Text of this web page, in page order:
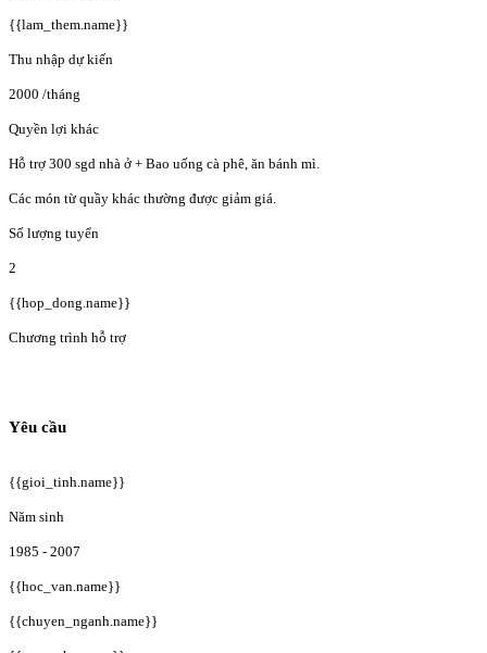
{{lam_them.name}}
Thu nhập dự kiến
2000 /tháng
Quyền lợi khác
Hỗ trợ 300 sgd nhà ở + Bao uống cà phê, ăn bánh mì.
Các món từ quầy khác thường được giảm giá.
Số lượng tuyển
2
{{hop_dong.name}}
Chương trình hỗ trợ
Yêu cầu
{{gioi_tinh.name}}
Năm sinh
1985 - 2007
{{hoc_van.name}}
{{chuyen_nganh.name}}